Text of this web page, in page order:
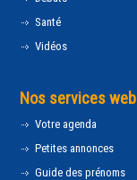
Santé
Vidéos
Nos services web
Votre agenda
Petites annonces
Guide des prénoms